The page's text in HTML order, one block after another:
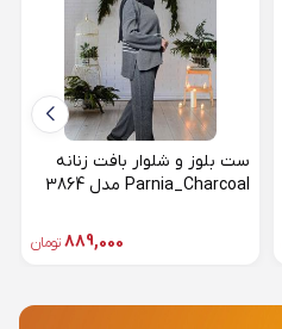
ست بلوز و شلوار بافت زنانه
Parnia_Charcoal مدل 3864
889,000تومان